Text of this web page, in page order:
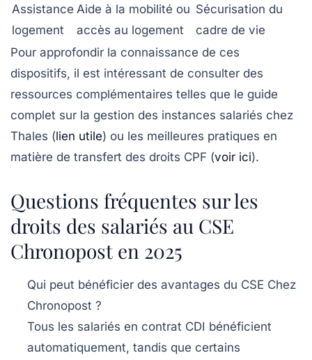
Assistance
logement
Aide à la mobilité ou
accès au logement
Sécurisation du
cadre de vie
Pour approfondir la connaissance de ces
dispositifs, il est intéressant de consulter des
ressources complémentaires telles que le guide
complet sur la gestion des instances salariés chez
Thales (lien utile) ou les meilleures pratiques en
matière de transfert des droits CPF (voir ici).
Questions fréquentes sur les
droits des salariés au CSE
Chronopost en 2025
Qui peut bénéficier des avantages du CSE Chez
Chronopost ?
Tous les salariés en contrat CDI bénéficient
automatiquement, tandis que certains